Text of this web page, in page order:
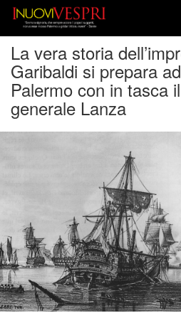
La vera storia
Garibaldi si prepara
Palermo con in tasca
generale Lanza